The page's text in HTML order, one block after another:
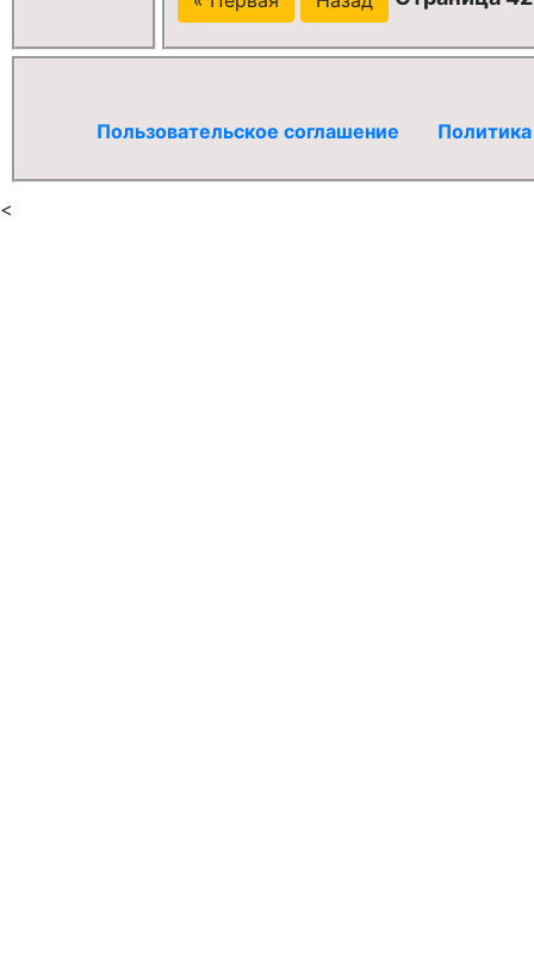
Пользовательское соглашение
<